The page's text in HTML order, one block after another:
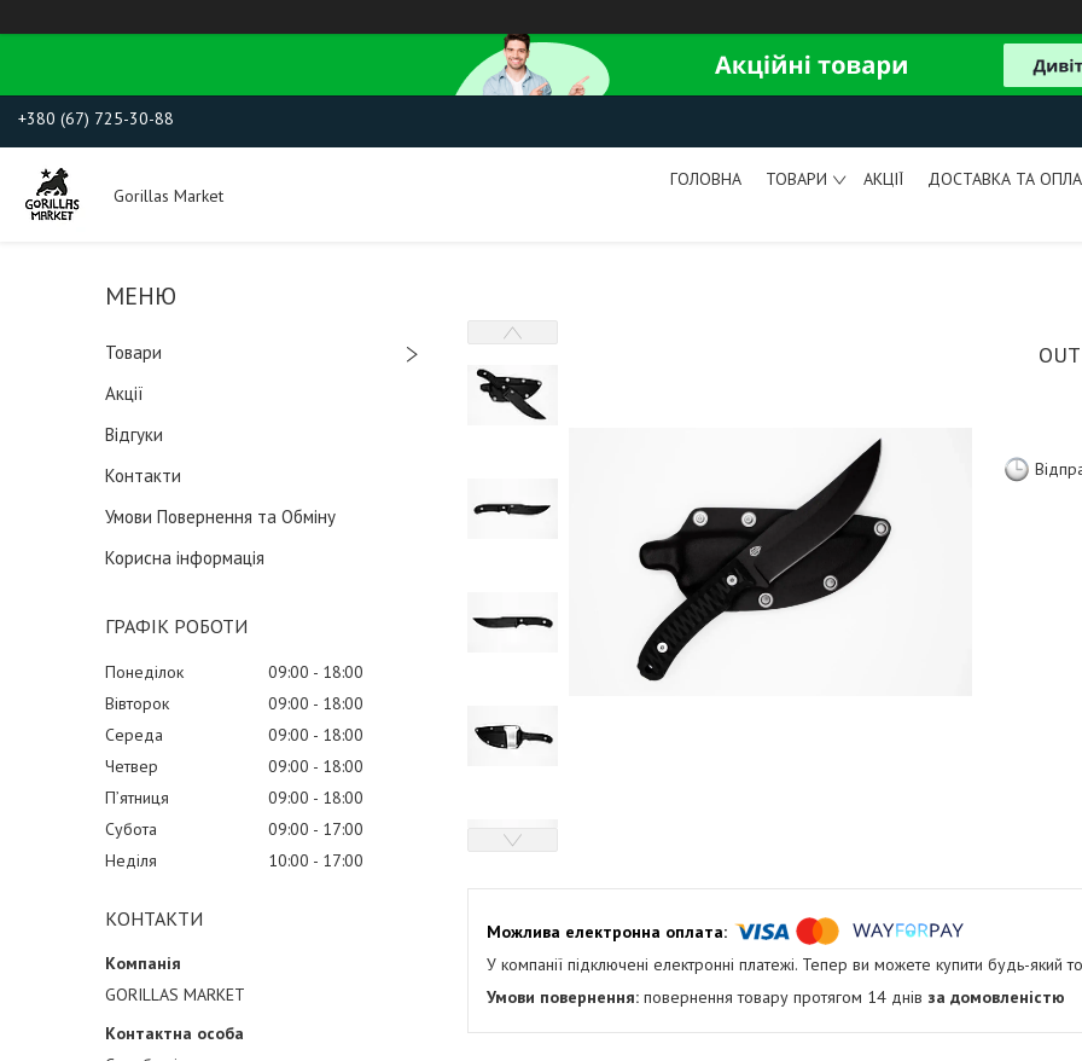
+380 (67) 725-30-88
Gorillas Market
ГОЛОВНА ТОВАРИ АКЦІЇ ДОСТАВКА ТА
Товари
Акції
Відгуки
Контакти
Умови Повернення та Обміну
Корисна інформація
ГРАФІК РОБОТИ
Понеділок 09:00
18:00
Вівторок
09:00
18:00
Середа
09:00
18:00
Четвер
09:00
18:00
Пʼятниця
09:00
18:00
Субота
09:00
17:00
Неділя
10:00 17:00
КОНТАКТИ
GORILLAS MARKET
У компанії підключені електронні платежі. Тепер ви можете купити будь-який
повернення товару протягом 14 днів за домовленістю